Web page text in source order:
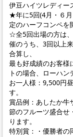
伊豆ハイツレディ
★年に5回(4月・６
定のハーフコンペ
☆全5回出場の方は
催のうち、3回以上
合算し、
最も好成績のお客
トの場合、ローハン
お一人様：9,500円
す。
賞品例：あしたか牛
節のフルーツ盛合せ
ります。
特別賞：・優勝者の